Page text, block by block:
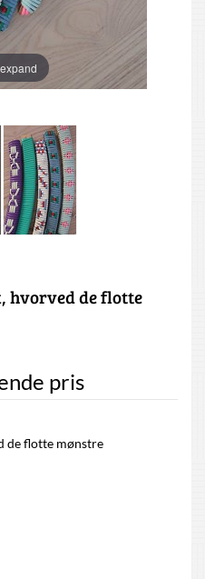
hvorved de flotte
pris
de flotte mønstre